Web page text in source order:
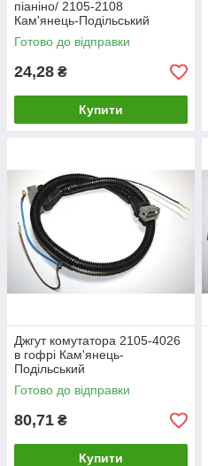
піаніно/ 2105-2108
Кам'янець-Подільський
Готово до відправки
24,28 ₴
Купити
Джгут комутатора 2105-4026
в гофрі Кам'янець-
Подільський
Готово до відправки
80,71 ₴
Купити